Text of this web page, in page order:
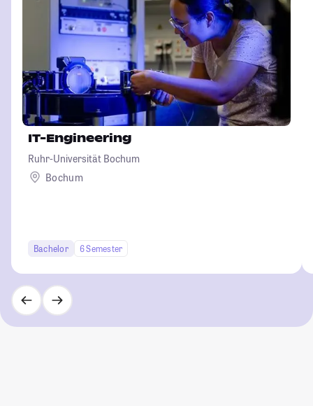
IT-Engineering
Ruhr-Universität Bochum
Bochum
Bachelor 6 Semester